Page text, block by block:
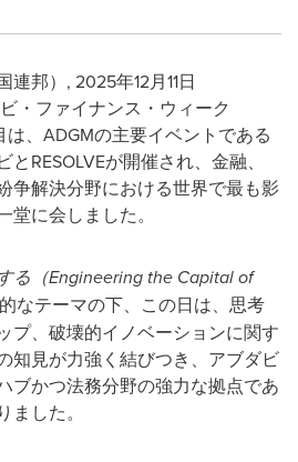
邦） , 2025年12月11日
・ファイナンス・ウィーク
は、ADGMの主要イベントである
RESOLVEが開催され、金融、
争解決分野における世界で最も影
に会しました。
る（Engineering the Capital of
なテーマの下、この日は、思考
プ、破壊的イノベーションに関す
知見が力強く結びつき、アブダビ
ブかつ法務分野の強力な拠点であ
した。